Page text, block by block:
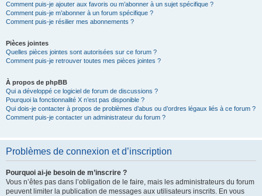
Comment puis-je ajouter aux favoris ou m’abonner à un sujet spécifique ?
Comment puis-je m’abonner à un forum spécifique ?
Comment puis-je résilier mes abonnements ?
Pièces jointes
Quelles pièces jointes sont autorisées sur ce forum ?
Comment puis-je retrouver toutes mes pièces jointes ?
À propos de phpBB
Qui a développé ce logiciel de forum de discussions ?
Pourquoi la fonctionnalité X n’est pas disponible ?
Qui dois-je contacter à propos de problèmes d’abus ou d’ordres légaux liés à ce forum ?
Comment puis-je contacter un administrateur du forum ?
Problèmes de connexion et d’inscription
Pourquoi ai-je besoin de m’inscrire ?
Vous n’êtes pas dans l’obligation de le faire, mais les administrateurs du forum
peuvent limiter la publication de messages aux utilisateurs inscrits. En vous